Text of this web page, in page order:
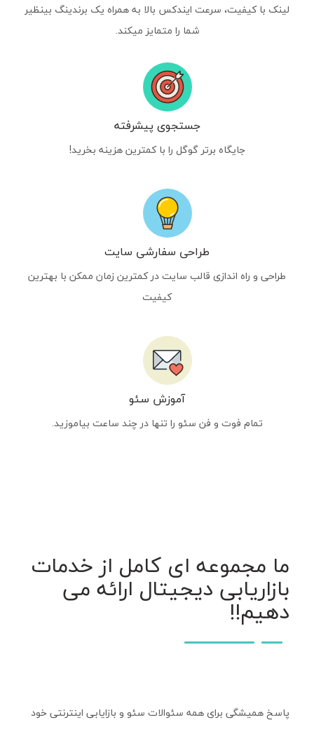
لینک با کیفیت، سرعت ایندکس بالا به همراه یک برندینگ بینظیر
شما را متمایز میکند.
جستجوی پیشرفته
جایگاه برتر گوگل را با کمترین هزینه بخرید!
طراحی سفارشی سایت
طراحی و راه اندازی قالب سایت در کمترین زمان ممکن با بهترین
کیفیت
آموزش سئو
تمام فوت و فن سئو را تنها در چند ساعت بیاموزید.
ما مجموعه ای کامل از خدمات
بازاریابی دیجیتال ارائه می
دهیم!!
پاسخ همیشگی برای همه سئوالات سئو و بازایابی اینترنتی خود